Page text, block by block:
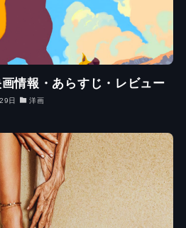
情報・あらすじ・レビュー
日 洋画